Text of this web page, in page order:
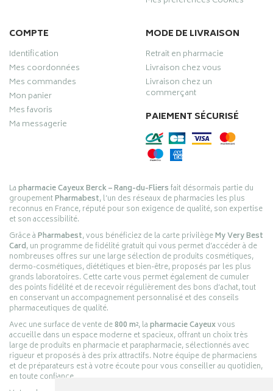
COMPTE
Identification
Mes coordonnées
Mes commandes
Mon panier
Mes favoris
Ma messagerie
MODE DE LIVRAISON
Retrait en pharmacie
Livraison chez vous
Livraison chez un
commerçant
PAIEMENT SÉCURISÉ
Lapharmacie Cayeux Berck – Rang-du-Fliersfait désormais partie du
groupementPharmabest, l’un des réseaux de pharmacies les plus
reconnus en France, réputé pour son exigence de qualité, son expertise
et son accessibilité.
Grâce àPharmabest, vous bénéficiez de la carte privilègeMy Very Best
Card, un programme de fidélité gratuit qui vous permet d’accéder à de
nombreuses offres sur une large sélection de produits cosmétiques,
dermo-cosmétiques, diététiques et bien-être, proposés par les plus
grands laboratoires. Cette carte vous permet également de cumuler
des points fidélité et de recevoir régulièrement des bons d’achat, tout
en conservant un accompagnement personnalisé et des conseils
pharmaceutiques de qualité.
Avec une surface de vente de800 m², lapharmacie Cayeuxvous
accueille dans un espace moderne et spacieux, offrant un choix très
large de produits en pharmacie et parapharmacie, sélectionnés avec
rigueur et proposés à des prix attractifs. Notre équipe de pharmaciens
et de préparateurs est à votre écoute pour vous conseiller au quotidien,
en toute confiance.